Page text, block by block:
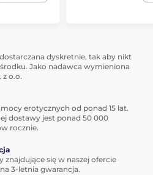
dostarczana dyskretnie, tak aby nikt
środku. Jako nadawca wymieniona
z o.o.
erotycznych od ponad 15 lat.
dostawy jest ponad 50 000
rocznie.
znajdujące się w naszej ofercie
3-letnia gwarancja.